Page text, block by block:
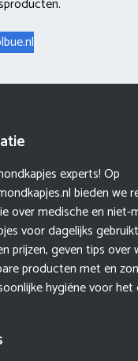
experts! Op
bieden we
over medische en niet-
voor dagelijks
prijzen, geven tips over
producten met en
hygiëne voor het